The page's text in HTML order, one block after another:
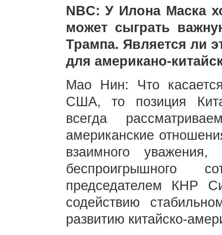
NBC: У Илона Маска
может сыграть
Трампа. Является ли
для американо-
Мао Нин: Что
США, то позиция
всегда
американские
взаимного
беспроигрышного
председателем КНР
содействию
развитию китайско-